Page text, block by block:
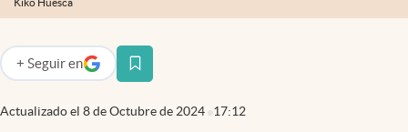
Kiko Huesca
Actualizado el 8 de Octubre de 2024 17:12
+ Seguir en
abre en nueva pestaña